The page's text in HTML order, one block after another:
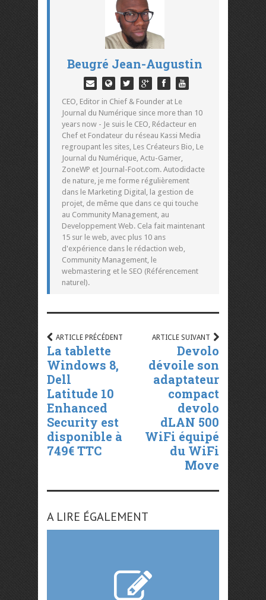
Beugré Jean-Augustin
CEO, Editor in Chief & Founder at Le
Journal du Numérique since more than 10
years now - Je suis le CEO, Rédacteur en
Chef et Fondateur du réseau Kassi Media
regroupant les sites, Les Créateurs Bio, Le
Journal du Numérique, Actu-Gamer,
ZoneWP et Journal-Foot.com. Autodidacte
de nature, je me forme régulièrement
dans le Marketing Digital, la gestion de
projet, de même que dans ce qui touche
au Community Management, au
Developpement Web. Cela fait maintenant
15 sur le web, avec plus 10 ans
d'expérience dans le rédaction web,
Community Management, le
webmastering et le SEO (Référencement
naturel).
ARTICLE PRÉCÉDENT
La tablette
Windows 8,
Dell
Latitude 10
Enhanced
Security est
disponible à
749€ TTC
ARTICLE SUIVANT
Devolo
dévoile son
adaptateur
compact
devolo
dLAN 500
WiFi équipé
du WiFi
Move
A LIRE ÉGALEMENT